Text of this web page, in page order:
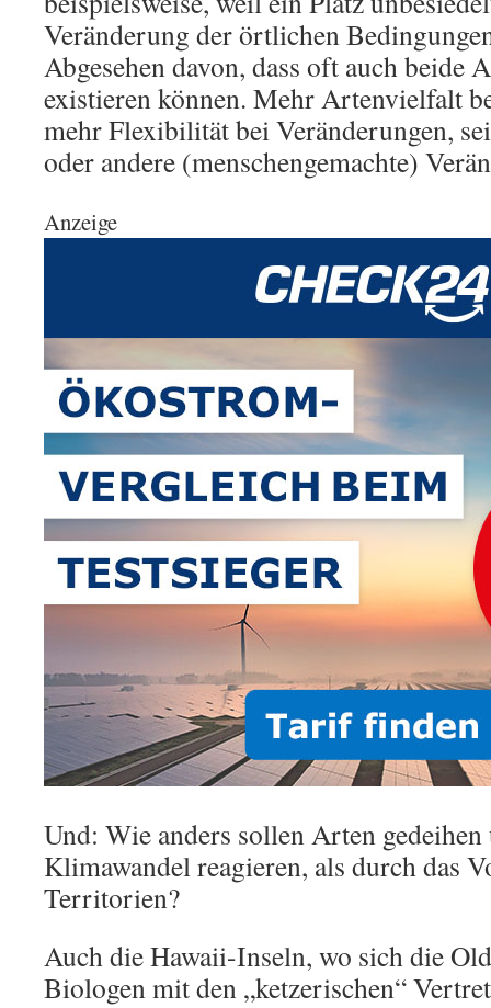
Veränderung der örtlichen
Abgesehen davon, dass oft auch beide
existieren können. Mehr Artenvielfalt
mehr Flexibilität bei Veränderungen,
oder andere (menschengemachte)
Anzeige
Und: Wie anders sollen Arten
Klimawandel reagieren, als durch das
Territorien?
Auch die Hawaii-Inseln, wo sich die
Biologen mit den „ketzerischen“